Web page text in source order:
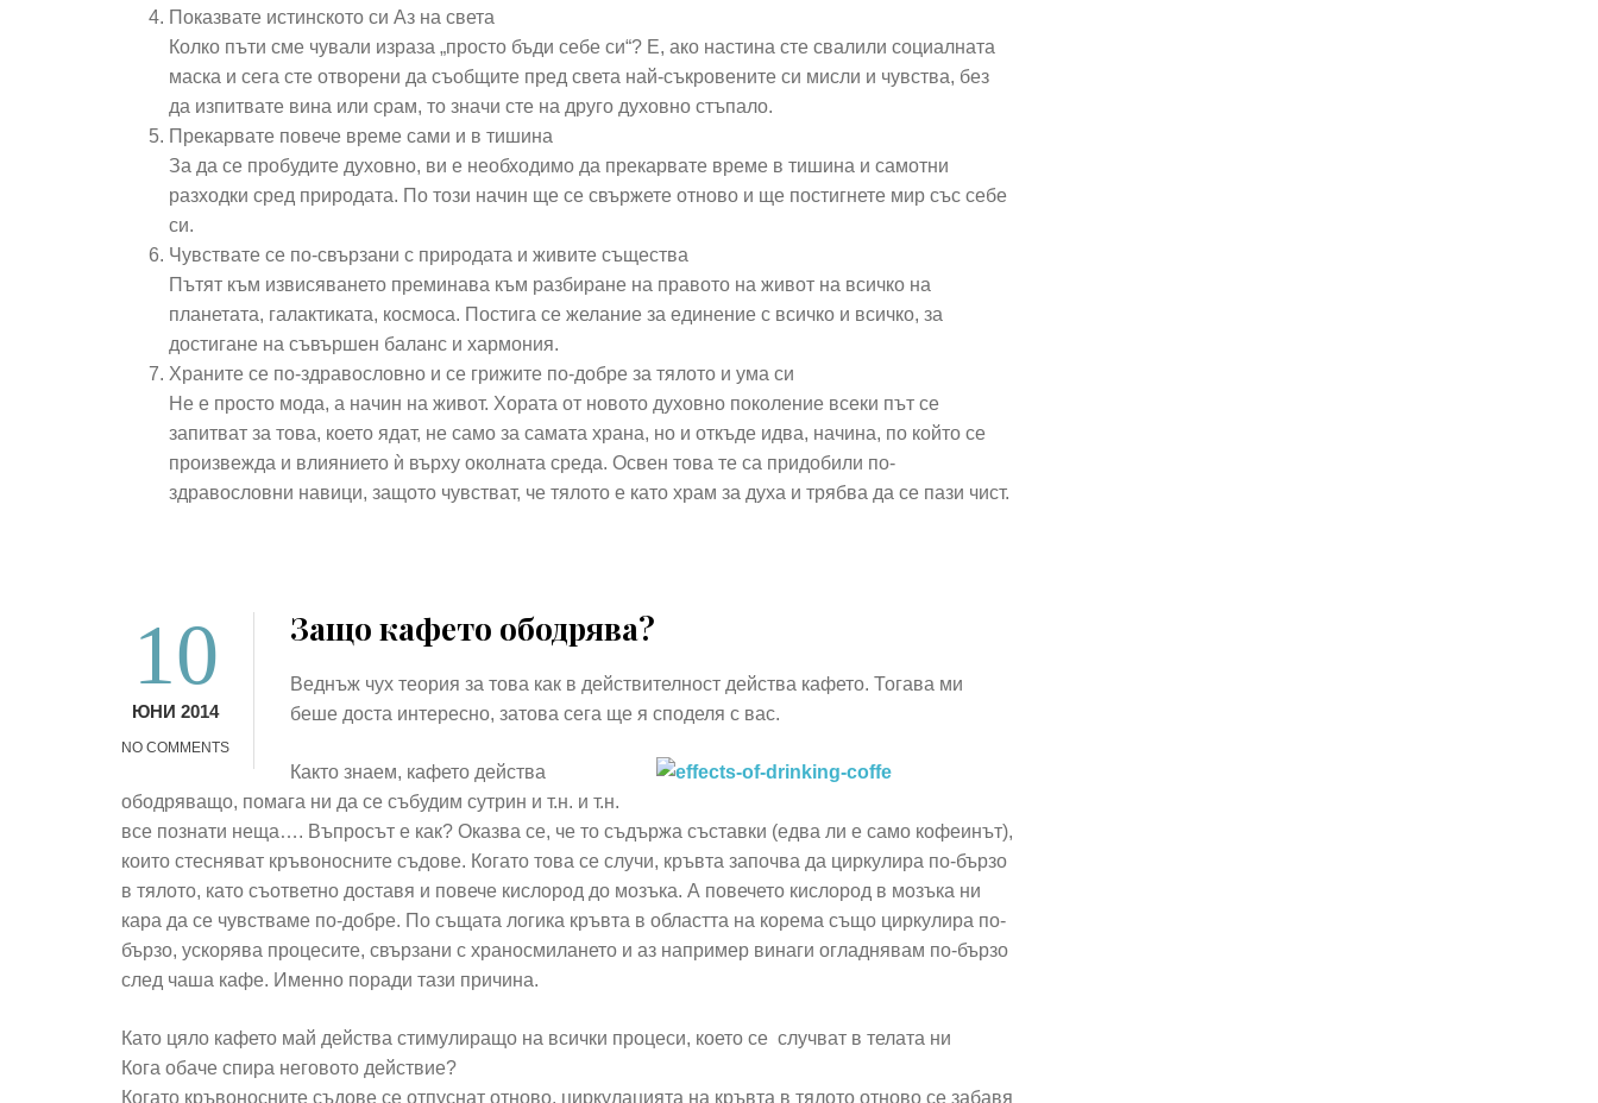
Показвате истинското си Аз на света
Колко пъти сме чували израза „просто бъди себе си“? Е, ако настина сте свалили социалната
маска и сега сте отворени да съобщите пред света най-съкровените си мисли и чувства, без
да изпитвате вина или срам, то значи сте на друго духовно стъпало.
Прекарвате повече време сами и в тишина
За да се пробудите духовно, ви е необходимо да прекарвате време в тишина и самотни
разходки сред природата. По този начин ще се свържете отново и ще постигнете мир със себе
си.
Чувствате се по-свързани с природата и живите същества
Пътят към извисяването преминава към разбиране на правото на живот на всичко на
планетата, галактиката, космоса. Постига се желание за единение с всичко и всичко, за
достигане на съвършен баланс и хармония.
Храните се по-здравословно и се грижите по-добре за тялото и ума си
Не е просто мода, а начин на живот. Хората от новото духовно поколение всеки път се
запитват за това, което ядат, не само за самата храна, но и откъде идва, начина, по който се
произвежда и влиянието ѝ върху околната среда. Освен това те са придобили по-
здравословни навици, защото чувстват, че тялото е като храм за духа и трябва да се пази чист.
10
ЮНИ 2014
NO COMMENTS
Защо кафето ободрява?
Веднъж чух теория за това как в действителност действа кафето. Тогава ми
беше доста интересно, затова сега ще я споделя с вас.
Както знаем, кафето действа
ободряващо, помага ни да се събудим сутрин и т.н. и т.н.
все познати неща…. Въпросът е как? Оказва се, че то съдържа съставки (едва ли е само кофеинът),
които стесняват кръвоносните съдове. Когато това се случи, кръвта започва да циркулира по-бързо
в тялото, като съответно доставя и повече кислород до мозъка. А повечето кислород в мозъка ни
кара да се чувстваме по-добре. По същата логика кръвта в областта на корема също циркулира по-
бързо, ускорява процесите, свързани с храносмилането и аз например винаги огладнявам по-бързо
след чаша кафе. Именно поради тази причина.
Като цяло кафето май действа стимулиращо на всички процеси, което се случват в телата ни
Кога обаче спира неговото действие?
Когато кръвоносните съдове се отпуснат отново, циркулацията на кръвта в тялото отново се забавя